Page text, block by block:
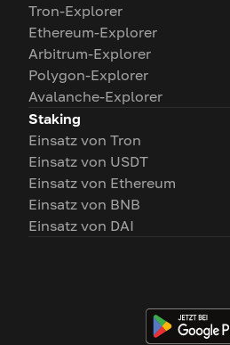
Tron-Explorer
Ethereum-Explorer
Arbitrum-Explorer
Polygon-Explorer
Avalanche-Explorer
Staking
Einsatz von Tron
Einsatz von USDT
Einsatz von Ethereum
Einsatz von BNB
Einsatz von DAI